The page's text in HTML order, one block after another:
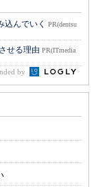
込んでいく
PR(dentsu
せる理由 PR(ITmedia
by